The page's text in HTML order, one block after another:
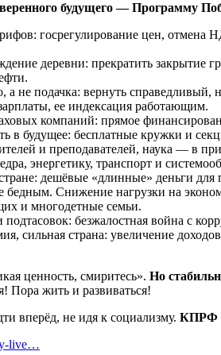
будущего — Программу
госрегулирование цен,
деревни: прекратить
а не подачка: вернуть
ее индексация работающим.
компаний: прямое
в будущее: бесплатные кружки и
и преподавателей, наука — в
энергетику, транспорт и
дешёвые «длинные» деньги
бедным. Снижение нагрузки на
и многодетные семьи.
подтасовок: безжалостная война с
сильная страна: увеличение
ценность, смиритесь». Но
жить и развиваться!
вперёд, не идя к социализму. КПРФ
live…